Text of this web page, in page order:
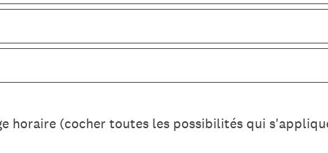
horaire (cocher toutes les possibilités qui